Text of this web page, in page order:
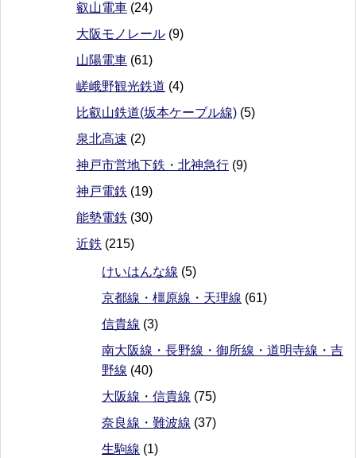
叡山電車 (24)
大阪モノレール (9)
山陽電車 (61)
嵯峨野観光鉄道 (4)
比叡山鉄道(坂本ケーブル線) (5)
泉北高速 (2)
神戸市営地下鉄・北神急行 (9)
神戸電鉄 (19)
能勢電鉄 (30)
近鉄 (215)
けいはんな線 (5)
京都線・橿原線・天理線 (61)
信貴線 (3)
南大阪線・長野線・御所線・道明寺線・吉
野線 (40)
大阪線・信貴線 (75)
奈良線・難波線 (37)
生駒線 (1)